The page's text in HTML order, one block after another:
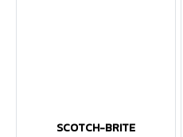
SCOTCH-BRITE